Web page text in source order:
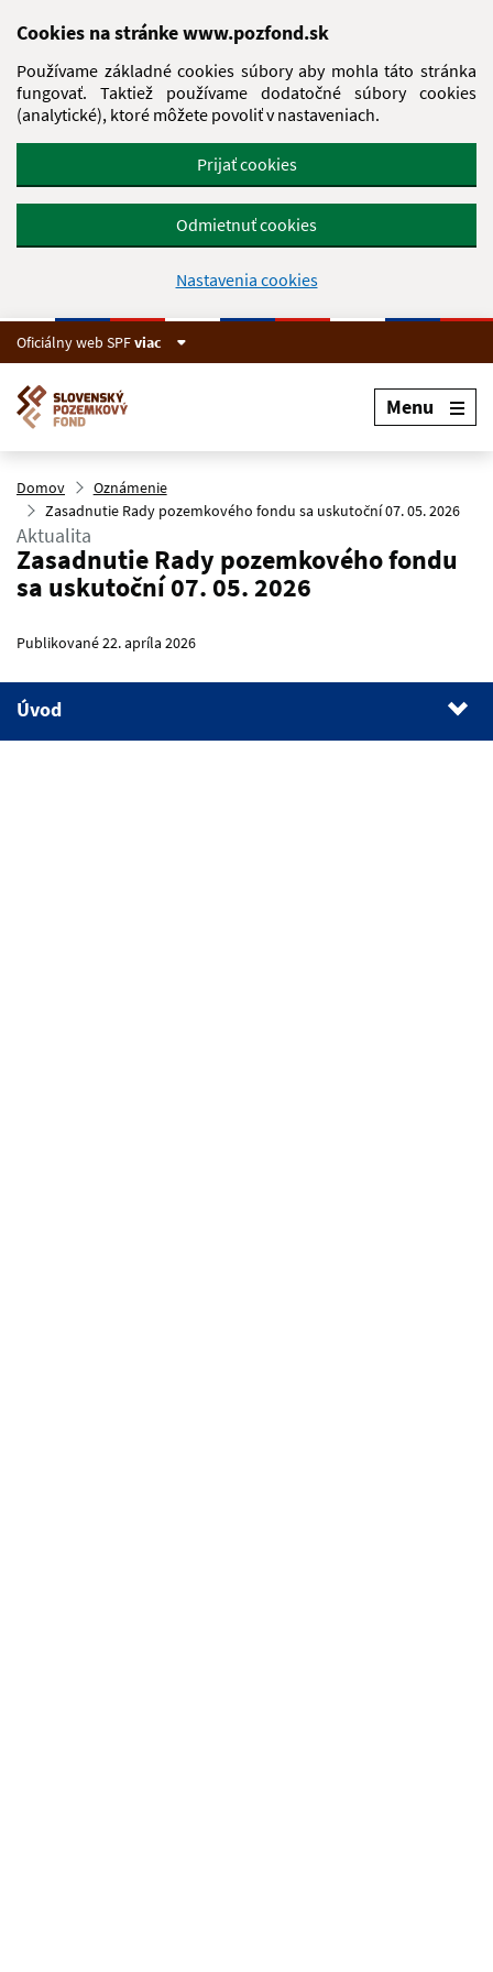
Preskočiť na hlavný obsah
Cookies na stránke www.pozfond.sk
Používame základné cookies súbory aby mohla táto stránka
fungovať. Taktiež používame dodatočné súbory cookies
(analytické), ktoré môžete povoliť v nastaveniach.
Prijať cookies
Odmietnuť cookies
Nastavenia cookies
Oficiálny web SPFviac
Menu
Domov
Oznámenie
Zasadnutie Rady pozemkového fondu sa uskutoční 07. 05. 2026
Aktualita
Zasadnutie Rady pozemkového fondu
sa uskutoční 07. 05. 2026
Publikované 22. apríla 2026
Úvod
1.Úvod